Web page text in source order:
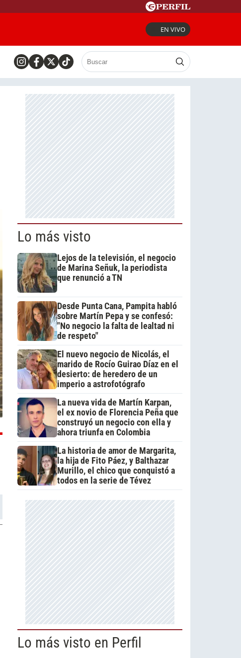
EN VIVO
Lo más visto
Lejos de la televisión, el negocio
de Marina Señuk, la periodista
que renunció a TN
Desde Punta Cana, Pampita habló
sobre Martín Pepa y se confesó:
"No negocio la falta de lealtad ni
de respeto"
El nuevo negocio de Nicolás, el
marido de Rocío Guirao Díaz en el
desierto: de heredero de un
imperio a astrofotógrafo
La nueva vida de Martín Karpan,
el ex novio de Florencia Peña que
construyó un negocio con ella y
ahora triunfa en Colombia
La historia de amor de Margarita,
la hija de Fito Páez, y Balthazar
Murillo, el chico que conquistó a
todos en la serie de Tévez
Lo más visto en Perfil